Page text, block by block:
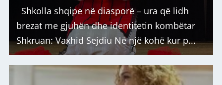
Shkolla shqipe në diasporë – ura që lidh
brezat me gjuhën dhe identitetin kombëtar
Shkruan: Vaxhid Sejdiu Në një kohë kur p...